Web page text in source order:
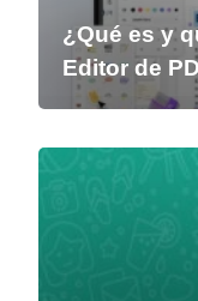
¿Qué es y
Editor de